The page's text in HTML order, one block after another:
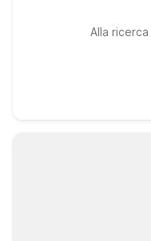
Alla